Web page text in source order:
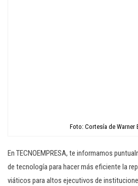
Foto: Cortesía de Warner
En TECNOEMPRESA, te informamos
de tecnología para hacer más eficiente la
viáticos para altos ejecutivos de